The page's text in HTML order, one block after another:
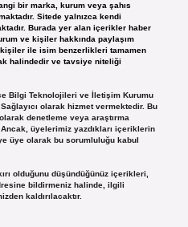
bir marka, kurum veya şahıs
Sitede yalnızca kendi
Burada yer alan içerikler haber
ve kişiler hakkında paylaşım
kişiler ile isim benzerlikleri tamamen
halindedir ve tavsiye niteliği
Bilgi Teknolojileri ve İletişim Kurumu
olarak hizmet vermektedir. Bu
denetleme veya araştırma
üyelerimiz yazdıkları içeriklerin
üye olarak bu sorumluluğu kabul
olduğunu düşündüğünüz içerikleri,
bildirmeniz halinde, ilgili
kaldırılacaktır.